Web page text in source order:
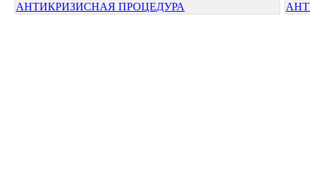
АНТИКРИЗИСНАЯ ПРОЦЕДУРА